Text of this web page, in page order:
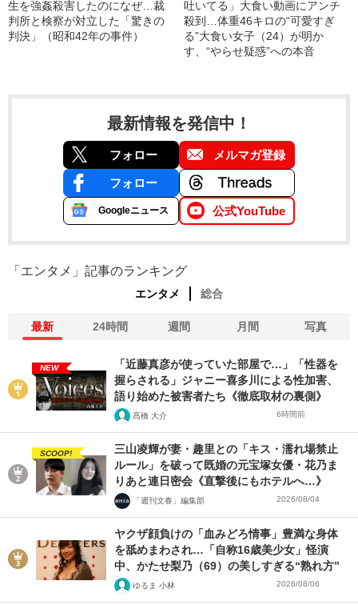
生を強姦殺害したのになぜ…裁
判所と検察が対立した「驚きの
判決」（昭和42年の事件）
吐いてる」大食い動画にアンチ
殺到…体重46キロの“可愛すぎ
る”大食い女子（24）が明か
す、“やらせ疑惑”への本音
最新情報を発信中！
フォロー メルマガ登録
フォロー
Googleニュース 公式YouTube
「エンタメ」記事のランキング
エンタメ 総合
最新 24時間 週間 月間 写真
NEW
「近藤真彦が使っていた部屋で…」「性器を
握らされる」ジャニー喜多川による性加害、
語り始めた被害者たち《徹底取材の裏側》
髙橋 大介 6時間前
SCOOP!
三山凌輝が妻・趣里との「キス・濡れ場禁止
ルール」を破って既婚の元宝塚女優・花乃ま
りあと連日密会《直撃後にもホテルへ…》
「週刊文春」編集部 2026/08/04
ヤクザ顔負けの「血みどろ情事」豊満な身体
を舐めまわされ…「自称16歳美少女」怪演
中、かたせ梨乃（69）の美しすぎる“熟れ方”
ゆるま 小林 2026/08/06